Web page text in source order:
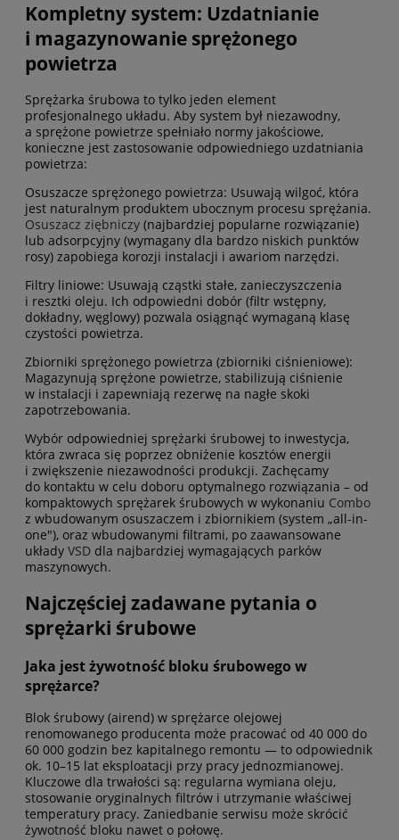
Kompletny system: Uzdatnianie
i magazynowanie sprężonego
powietrza
Sprężarka śrubowa to tylko jeden element
profesjonalnego układu. Aby system był niezawodny,
a sprężone powietrze spełniało normy jakościowe,
konieczne jest zastosowanie odpowiedniego uzdatniania
powietrza:
Osuszacze sprężonego powietrza: Usuwają wilgoć, która
jest naturalnym produktem ubocznym procesu sprężania.
Osuszacz ziębniczy (najbardziej popularne rozwiązanie)
lub adsorpcyjny (wymagany dla bardzo niskich punktów
rosy) zapobiega korozji instalacji i awariom narzędzi.
Filtry liniowe: Usuwają cząstki stałe, zanieczyszczenia
i resztki oleju. Ich odpowiedni dobór (filtr wstępny,
dokładny, węglowy) pozwala osiągnąć wymaganą klasę
czystości powietrza.
Zbiorniki sprężonego powietrza (zbiorniki ciśnieniowe):
Magazynują sprężone powietrze, stabilizują ciśnienie
w instalacji i zapewniają rezerwę na nagłe skoki
zapotrzebowania.
Wybór odpowiedniej sprężarki śrubowej to inwestycja,
która zwraca się poprzez obniżenie kosztów energii
i zwiększenie niezawodności produkcji. Zachęcamy
do kontaktu w celu doboru optymalnego rozwiązania – od
kompaktowych sprężarek śrubowych w wykonaniu Combo
z wbudowanym osuszaczem i zbiornikiem (system „all-in-
one"), oraz wbudowanymi filtrami, po zaawansowane
układy VSD dla najbardziej wymagających parków
maszynowych.
Najczęściej zadawane pytania o
sprężarki śrubowe
Jaka jest żywotność bloku śrubowego w
sprężarce?
Blok śrubowy (airend) w sprężarce olejowej
renomowanego producenta może pracować od 40 000 do
60 000 godzin bez kapitalnego remontu — to odpowiednik
ok. 10–15 lat eksploatacji przy pracy jednozmianowej.
Kluczowe dla trwałości są: regularna wymiana oleju,
stosowanie oryginalnych filtrów i utrzymanie właściwej
temperatury pracy. Zaniedbanie serwisu może skrócić
żywotność bloku nawet o połowę.